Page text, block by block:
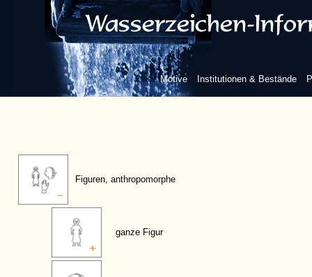
Motive Institutionen & Bestände
Figuren, anthropomorphe
ganze Figur